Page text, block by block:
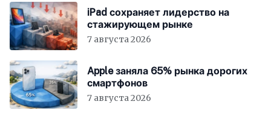
iPad сохраняет лидерство на
стажирующем рынке
7 августа 2026
Apple заняла 65% рынка дорогих
смартфонов
7 августа 2026